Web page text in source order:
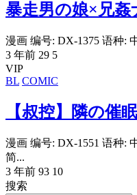
暴走男の娘×兄姦
漫画 编号: DX-1375 语种:
3 年前 29 5
VIP
BL COMIC
【叔控】隣の催
漫画 编号: DX-1551 语种:
简...
3 年前 93 10
搜索